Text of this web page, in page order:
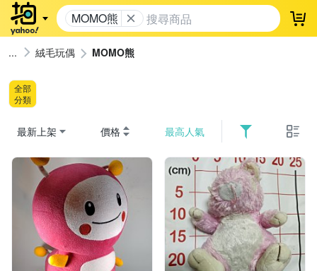
MOMO熊 登
絨毛玩偶 MOMO熊
全部
分類
最新上架 價格 最高人氣